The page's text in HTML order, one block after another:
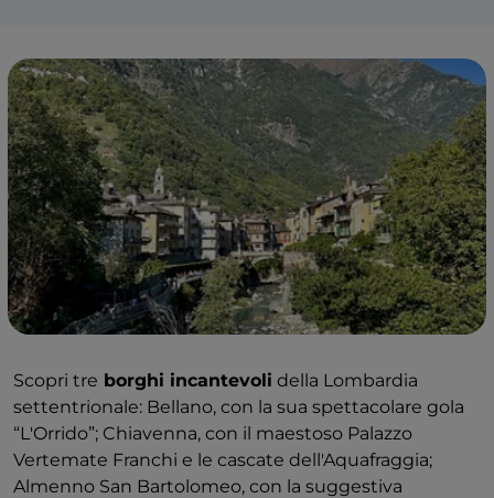
Scopri tre borghi incantevoli della Lombardia
settentrionale: Bellano, con la sua spettacolare gola
“L'Orrido”; Chiavenna, con il maestoso Palazzo
Vertemate Franchi e le cascate dell'Aquafraggia;
Almenno San Bartolomeo, con la suggestiva